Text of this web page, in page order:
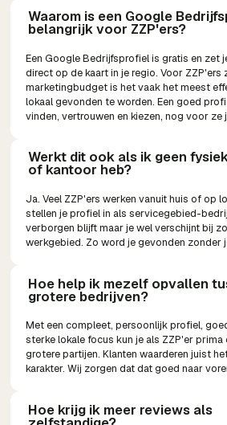
Waarom is een Google
belangrijk voor ZZP'ers?
Een Google Bedrijfsprofiel is gratis en zet
direct op de kaart in je regio. Voor
marketingbudget is het vaak het meest
lokaal gevonden te worden. Een goed
vinden, vertrouwen en kiezen, nog voor ze
Werkt dit ook als ik geen
of kantoor heb?
Ja. Veel ZZP'ers werken vanuit huis of op
stellen je profiel in als servicegebied-
verborgen blijft maar je wel verschijnt bij
werkgebied. Zo word je gevonden zonder
Hoe help ik mezelf opvallen
grotere bedrijven?
Met een compleet, persoonlijk profiel,
sterke lokale focus kun je als ZZP'er prima
grotere partijen. Klanten waarderen juist
karakter. Wij zorgen dat dat goed naar
Hoe krijg ik meer reviews als